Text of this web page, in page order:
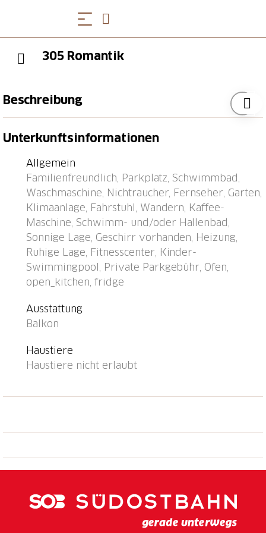
305 Romantik
Beschreibung
Appartementhaus "Lago di Lugano", umgeben von
sonnige Lage, exzellente Lage: Absolut zentral und
dennoch ruhig, 20 m vom See. Zur Mitbenutzung:
Park, wunderschöner Garten zum Entspannen,
Schwimmbad beheizt (saisonale Verfügbarkeit:
01.Apr. - 30.Sep.) mit Innentreppe. Ungleichmässige
Schwimmbadform Dusche/WC im Poolbereich,
Kinderbecken, Aussendusche. Im Hause: Fitnessraum,
Fahrstuhl, Zentralheizung, Waschmaschine (extra),
Wäschetrockner (zur Mitbenutzung, extra). Zufahrt
bis zum Haus. Parkplatz beim Haus. Bushaltestelle
"Linie 439" 1 m, Bahnstation "Melide" 2.6 km,
km. Nahe gelegene Sehenswürdigkeiten: Lugano,
Foxtown Outlet, Mendrisio, Swissminiatur, Melide,
Lugano, Lago di Como. Wandergebiete: San Salvatore,
Gruppen. Der Besitzer akzeptiert keine
Jugendgruppen. Das Foto ist nur ein Hausbeispiel.
Weitere Unterkünfte sind buchbar. Ferienwohnung
Unterkunftsinformationen
Allgemein
Familienfreundlich, Parkplatz, Schwimmbad,
Waschmaschine, Nichtraucher, Fernseher, Garten,
Klimaanlage, Fahrstuhl, Wandern, Kaffee-
Maschine, Schwimm- und/oder Hallenbad,
Sonnige Lage, Geschirr vorhanden, Heizung,
Ruhige Lage, Fitnesscenter, Kinder-
Swimmingpool, Private Parkgebühr, Ofen,
open_kitchen, fridge
Ausstattung
Balkon
Haustiere
Haustiere nicht erlaubt